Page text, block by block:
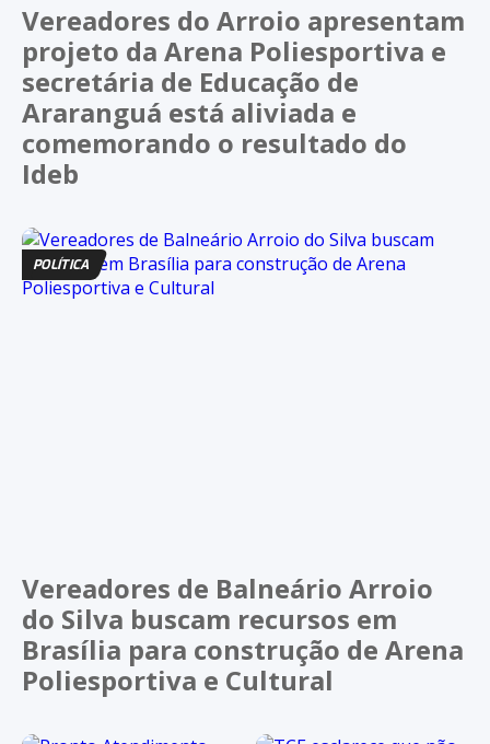
Vereadores do Arroio apresentam
projeto da Arena Poliesportiva e
secretária de Educação de
Araranguá está aliviada e
comemorando o resultado do
Ideb
POLÍTICA
Vereadores de Balneário Arroio
do Silva buscam recursos em
Brasília para construção de Arena
Poliesportiva e Cultural